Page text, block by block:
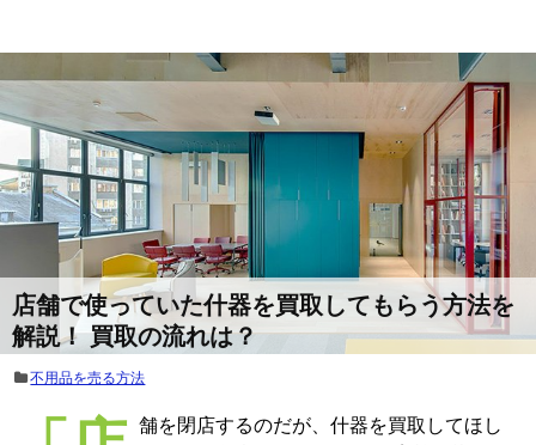
店舗で使っていた什器を買取してもらう方法を
解説！ 買取の流れは？
不用品を売る方法